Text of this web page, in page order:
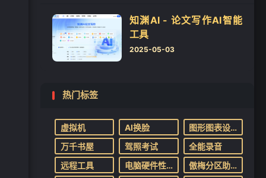
知渊AI - 论文写作AI智能
工具
2025-05-03
热门标签
虚拟机 AI换脸
图形图表设计
万千书屋
驾照考试
全能录音
远程工具
电脑硬件性能测试
傲梅分区助手